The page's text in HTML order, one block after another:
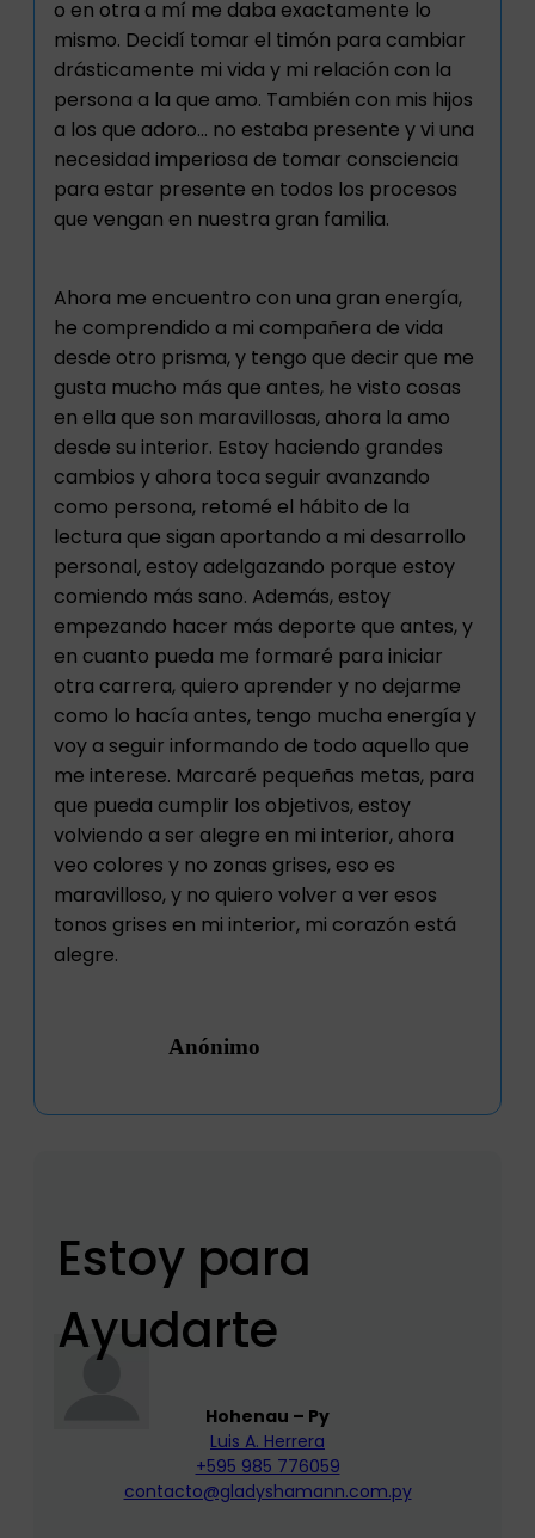
o en otra a mí me daba exactamente lo
mismo. Decidí tomar el timón para cambiar
drásticamente mi vida y mi relación con la
persona a la que amo. También con mis hijos
a los que adoro… no estaba presente y vi una
necesidad imperiosa de tomar consciencia
para estar presente en todos los procesos
que vengan en nuestra gran familia.
Ahora me encuentro con una gran energía,
he comprendido a mi compañera de vida
desde otro prisma, y tengo que decir que me
gusta mucho más que antes, he visto cosas
en ella que son maravillosas, ahora la amo
desde su interior. Estoy haciendo grandes
cambios y ahora toca seguir avanzando
como persona, retomé el hábito de la
lectura que sigan aportando a mi desarrollo
personal, estoy adelgazando porque estoy
comiendo más sano. Además, estoy
empezando hacer más deporte que antes, y
en cuanto pueda me formaré para iniciar
otra carrera, quiero aprender y no dejarme
como lo hacía antes, tengo mucha energía y
voy a seguir informando de todo aquello que
me interese. Marcaré pequeñas metas, para
que pueda cumplir los objetivos, estoy
volviendo a ser alegre en mi interior, ahora
veo colores y no zonas grises, eso es
maravilloso, y no quiero volver a ver esos
tonos grises en mi interior, mi corazón está
alegre.
Anónimo
Estoy para
Ayudarte
Hohenau – Py
Luis A. Herrera
+595 985 776059
contacto@gladyshamann.com.py